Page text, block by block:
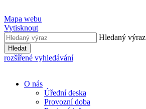
Mapa webu
Vytisknout
Hledaný výraz
Hledat
rozšířené vyhledávání
O nás
Úřední deska
Provozní doba